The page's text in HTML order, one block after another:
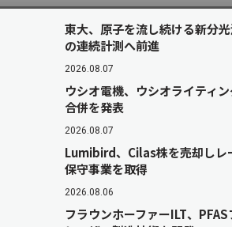
東大、原子を流し続ける新分
の連続計測へ前進
2026.08.07
ウシオ電機、ウシオライティ
合併を発表
2026.08.07
Lumibird、Cilas株を売却しレ
保守事業を取得
2026.08.06
フラウンホーファーILT、